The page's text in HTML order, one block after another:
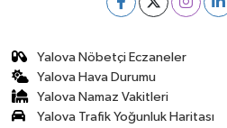
Yalova Nöbetçi Eczaneler
Yalova Hava Durumu
Yalova Namaz Vakitleri
Yalova Trafik Yoğunluk Haritası